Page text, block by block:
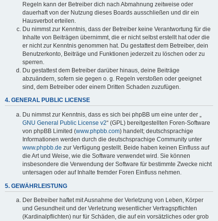
Regeln kann der Betreiber dich nach Abmahnung zeitweise oder
dauerhaft von der Nutzung dieses Boards ausschließen und dir ein
Hausverbot erteilen.
Du nimmst zur Kenntnis, dass der Betreiber keine Verantwortung für die
Inhalte von Beiträgen übernimmt, die er nicht selbst erstellt hat oder die
er nicht zur Kenntnis genommen hat. Du gestattest dem Betreiber, dein
Benutzerkonto, Beiträge und Funktionen jederzeit zu löschen oder zu
sperren.
Du gestattest dem Betreiber darüber hinaus, deine Beiträge
abzuändern, sofern sie gegen o. g. Regeln verstoßen oder geeignet
sind, dem Betreiber oder einem Dritten Schaden zuzufügen.
4. GENERAL PUBLIC LICENSE
Du nimmst zur Kenntnis, dass es sich bei phpBB um eine unter der „
GNU General Public License v2“ (GPL) bereitgestellten Foren-Software
von phpBB Limited (www.phpbb.com) handelt; deutschsprachige
Informationen werden durch die deutschsprachige Community unter
www.phpbb.de zur Verfügung gestellt. Beide haben keinen Einfluss auf
die Art und Weise, wie die Software verwendet wird. Sie können
insbesondere die Verwendung der Software für bestimmte Zwecke nicht
untersagen oder auf Inhalte fremder Foren Einfluss nehmen.
5. GEWÄHRLEISTUNG
Der Betreiber haftet mit Ausnahme der Verletzung von Leben, Körper
und Gesundheit und der Verletzung wesentlicher Vertragspflichten
(Kardinalpflichten) nur für Schäden, die auf ein vorsätzliches oder grob